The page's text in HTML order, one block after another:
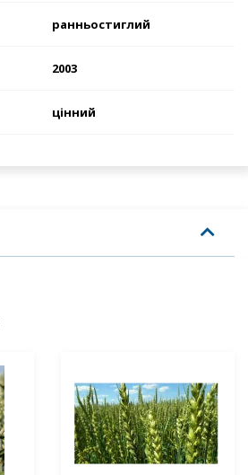
ранньостиглий
2003
цінний